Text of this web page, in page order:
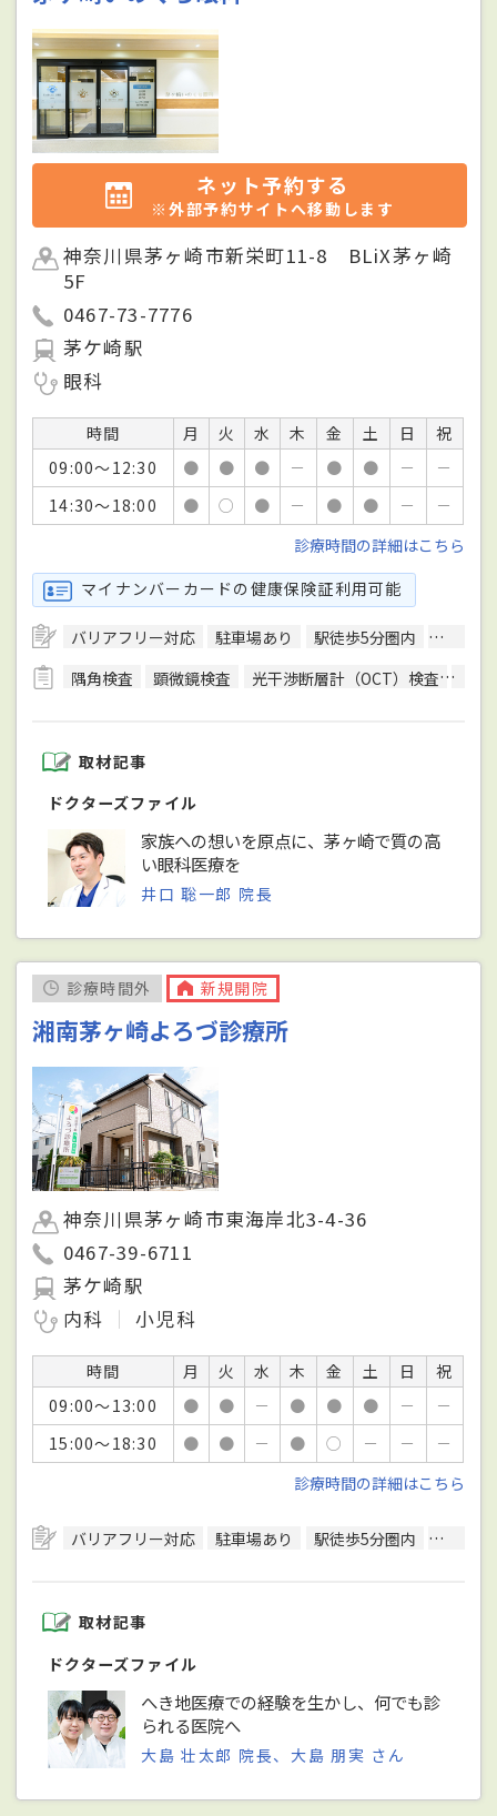
ネット予約する
※外部予約サイトへ移動します
神奈川県茅ヶ崎市新栄町11-8 BLiX茅ヶ崎
5F
0467-73-7776
茅ケ崎駅
眼科
時間 月 火 水 木 金 土 日
祝
09:00～12:30
● ● ● － ● ● －
－
14:30～18:00
● ○ ● － ● ● －
－
診療時間の詳細はこちら
マイナンバーカードの健康保険証利用可能
バリアフリー対応 駐車場あり 駅徒歩5分圏内
エレベ
隅角検査
顕微鏡検査 光干渉断層計（OCT）検査
取材記事
ドクターズファイル
家族への想いを原点に、茅ヶ崎で質の高
い眼科医療を
井口 聡一郎 院長
診療時間外 新規開院
湘南茅ヶ崎よろづ診療所
神奈川県茅ヶ崎市東海岸北3-4-36
0467-39-6711
茅ケ崎駅
内科
小児科
時間 月 火 水 木 金 土 日
祝
09:00～13:00
● ● － ● ● ● －
－
15:00～18:30
● ● － ● ○ － －
－
診療時間の詳細はこちら
バリアフリー対応 駐車場あり 駅徒歩5分圏内 訪問診
取材記事
ドクターズファイル
へき地医療での経験を生かし、何でも診
られる医院へ
大島 壮太郎 院長、大島 朋実 さん